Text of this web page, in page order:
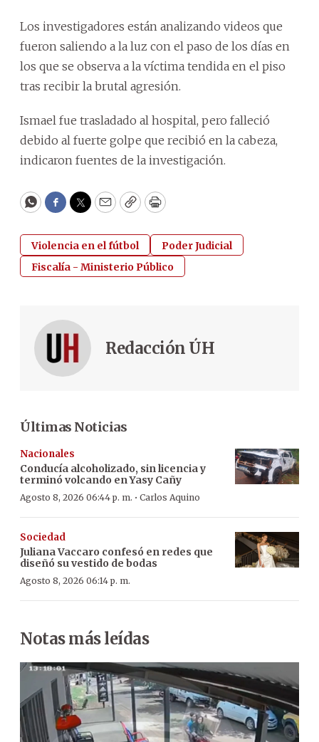
Los investigadores están analizando videos que
fueron saliendo a la luz con el paso de los días en
los que se observa a la víctima tendida en el piso
tras recibir la brutal agresión.
Ismael fue trasladado al hospital, pero falleció
debido al fuerte golpe que recibió en la cabeza,
indicaron fuentes de la investigación.
WhatsApp
Facebook
Twitter
EmailCopyPrint
Violencia en el fútbol
Poder Judicial
Fiscalía - Ministerio Público
Redacción ÚH
Últimas Noticias
Nacionales
Conducía alcoholizado, sin licencia y
terminó volcando en Yasy Cañy
Agosto 8, 2026 06:44 p. m. · Carlos Aquino
Sociedad
Juliana Vaccaro confesó en redes que
diseñó su vestido de bodas
Agosto 8, 2026 06:14 p. m.
Notas más leídas